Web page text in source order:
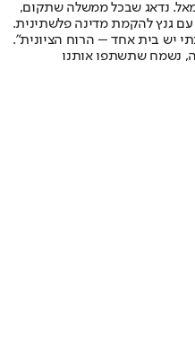
נדאג שבכל ממשלה שתקום,
גנץ להקמת מדינה פלשתינית.
יש בית אחד – הרוח הציונית".
נשמח שתשתפו אותנו